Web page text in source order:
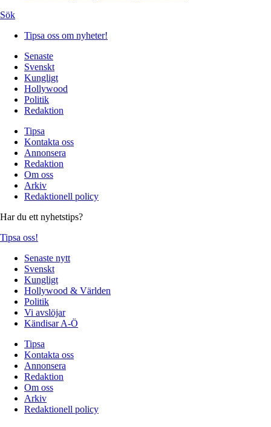
Sök
Tipsa oss om nyheter!
Senaste
Svenskt
Kungligt
Hollywood
Politik
Redaktion
Tipsa
Kontakta oss
Annonsera
Redaktion
Om oss
Arkiv
Redaktionell policy
Har du ett nyhetstips?
Tipsa oss!
Senaste nytt
Svenskt
Kungligt
Hollywood & Världen
Politik
Vi avslöjar
Kändisar A-Ö
Tipsa
Kontakta oss
Annonsera
Redaktion
Om oss
Arkiv
Redaktionell policy